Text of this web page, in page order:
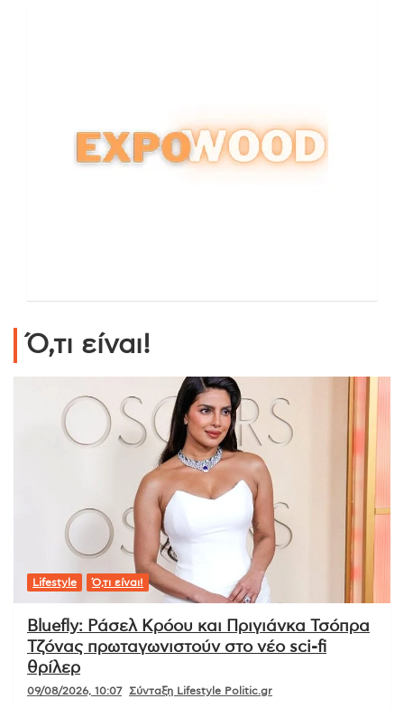
Ό,τι είναι!
Lifestyle Ό,τι είναι!
Bluefly: Ράσελ Κρόου και Πριγιάνκα Τσόπρα
Τζόνας πρωταγωνιστούν στο νέο sci-fi
θρίλερ
09/08/2026, 10:07 Σύνταξη Lifestyle Politic.gr